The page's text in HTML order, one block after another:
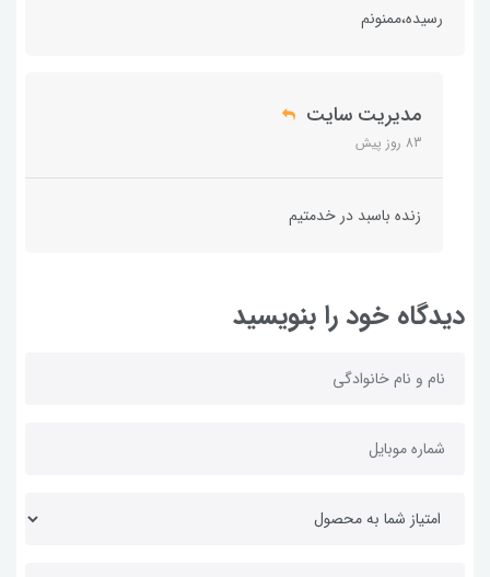
رسیده،ممنونم
مدیریت سایت
83 روز پیش
زنده باسبد در خدمتیم
دیدگاه خود را بنویسید